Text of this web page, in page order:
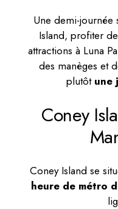
Une demi-
Island, profiter
attractions à Luna
des manèges et
plutôt une
Coney
Coney Island se
heure de métro